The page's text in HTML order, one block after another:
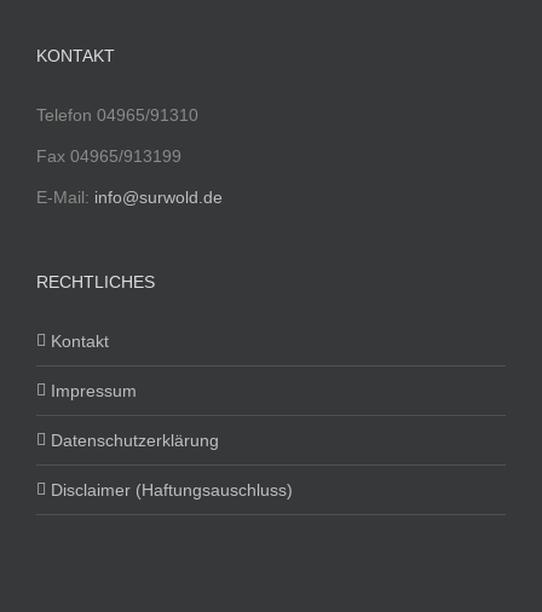
KONTAKT
Telefon 04965/91310
Fax 04965/913199
E-Mail: info@surwold.de
RECHTLICHES
Kontakt
Impressum
Datenschutzerklärung
Disclaimer (Haftungsauschluss)